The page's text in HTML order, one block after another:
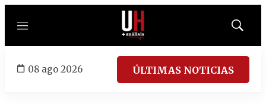
Menú
Mostrar
08 ago 2026 ÚLTIMAS NOTICIAS